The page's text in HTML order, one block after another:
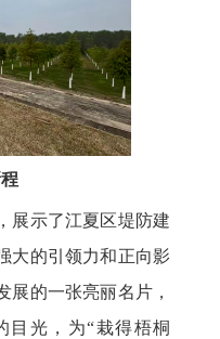
展示了江夏区堤防建
大的引领力和正向影
展的一张亮丽名片，
目光，为“栽得梧桐